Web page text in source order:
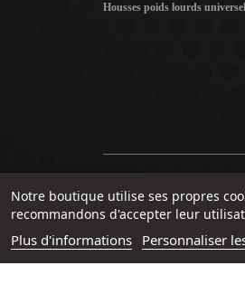
Housses poids lourds
Notre boutique utilise ses propres
recommandons d'accepter leur
Plus d'informations Personnaliser